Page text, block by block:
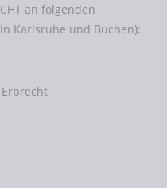
an folgenden
Karlsruhe und Buchen):